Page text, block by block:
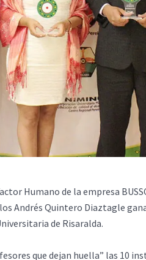
Humano de la empresa
Andrés Quintero Diaztagle
de Risaralda.
que dejan huella” las 10